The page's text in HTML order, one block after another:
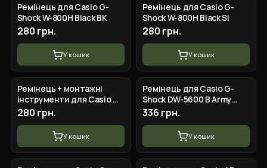
Ремінець для Casio G-
Shock W-800H Black BK
280 грн.
У кошик
Ремінець для Casio G-
Shock W-800H Black SI
280 грн.
У кошик
Ремінець + монтажні
інструменти для Casio G-
Shock GA-
100/110/120/140/150/200/300/400/700,
GD-100/110
280 грн.
У кошик
Ремінець для Casio G-
Shock DW-5600 B Army
Green BK
336 грн.
У кошик